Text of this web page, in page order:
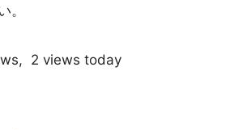
。
2 views today